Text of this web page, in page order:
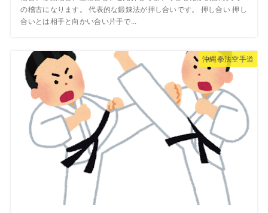
の稽古になります。 代表的な鍛錬法が押し合いです。 押し合い 押し
合いとは相手と向かい合い片手で...
沖縄拳法空手道